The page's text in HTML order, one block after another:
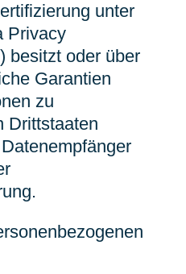
unter
Privacy
besitzt oder über
Garantien
zu
Drittstaaten